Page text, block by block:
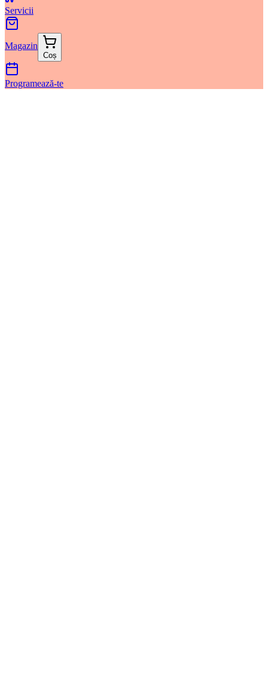
Servicii
Magazin
Coș
Programează-te